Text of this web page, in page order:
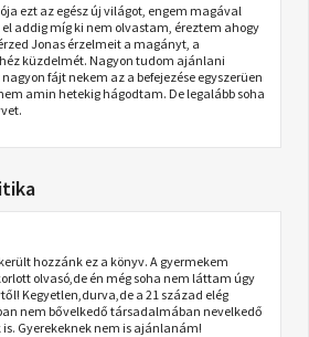
ezt az egész új világot, engem magával
addig míg ki nem olvastam, éreztem ahogy
Jonas érzelmeit a magányt, a
küzdelmét. Nagyon tudom ajánlani
fájt nekem az a befejezése egyszerüen
amin hetekig hágodtam. De legalább soha
hozzánk ez a könyv. A gyermekem
olvasó,de én még soha nem láttam úgy
Kegyetlen,durva,de a 21 század elég
nem bővelkedő társadalmában nevelkedő
Gyerekeknek nem is ajánlanám!